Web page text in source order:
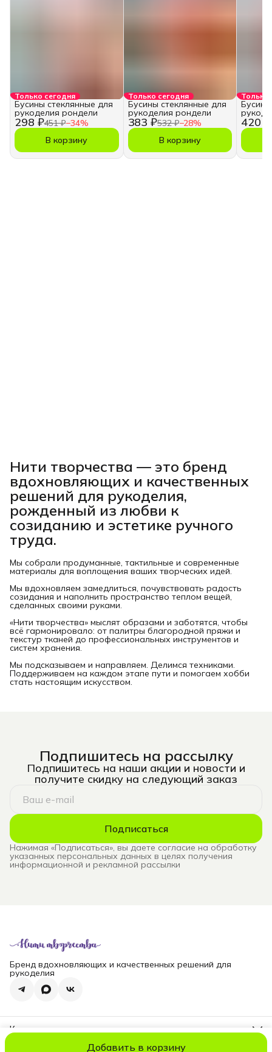
Добавить в корзину
Только сегодня
298 ₽451 ₽−34%
Бусины стеклянные для
рукоделия рондели
В корзину
Только сегодня
383 ₽532 ₽−28%
Бусины стеклянные для
рукоделия рондели
В корзину
Только
420 ₽
Нити творчества — это бренд
вдохновляющих и качественных
решений для рукоделия,
рожденный из любви к
созиданию и эстетике ручного
труда.
Мы собрали продуманные, тактильные и современные
материалы для воплощения ваших творческих идей.
Мы вдохновляем замедлиться, почувствовать радость
созидания и наполнить пространство теплом вещей,
сделанных своими руками.
«Нити творчества» мыслят образами и заботятся, чтобы
всё гармонировало: от палитры благородной пряжи и
текстур тканей до профессиональных инструментов и
систем хранения.
Мы подсказываем и направляем. Делимся техниками.
Поддерживаем на каждом этапе пути и помогаем хобби
стать настоящим искусством.
Подпишитесь на рассылку
Подпишитесь на наши акции и новости и
получите скидку на следующий заказ
Подписаться
Нажимая «Подписаться», вы даете согласие на обработку
указанных персональных данных в целях получения
информационной и рекламной рассылки
Бренд вдохновляющих и качественных решений для
рукоделия
Контакты